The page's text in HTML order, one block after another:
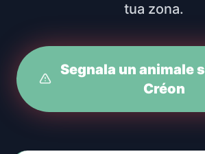
tua zona.
Segnala un animale
Créon